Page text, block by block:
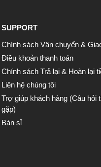
SUPPORT
Chính sách Vận chuyển &
Điều khoản thanh toán
Chính sách Trả lại & Hoàn lại
Liên hệ chúng tôi
Trợ giúp khách hàng (Câu hỏi
gặp)
Bán sỉ